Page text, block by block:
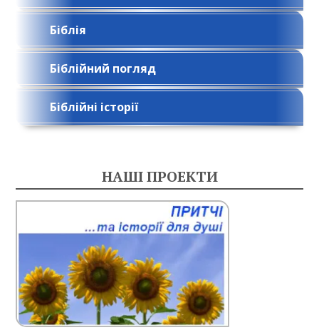
і
я
а
и
і
в
Біблія
Біблійний погляд
Біблійні історії
НАШІ ПРОЕКТИ